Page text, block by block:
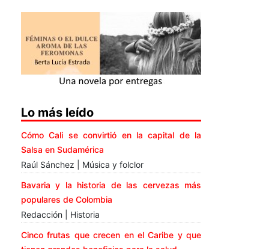
Lo más leído
Cómo Cali se convirtió en la capital de la
Salsa en Sudamérica
Raúl Sánchez | Música y folclor
Bavaria y la historia de las cervezas más
populares de Colombia
Redacción | Historia
Cinco frutas que crecen en el Caribe y que